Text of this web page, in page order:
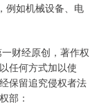
例如机械设备、电
财经原创，著作权
任何方式加以使
保留追究侵权者法
部：